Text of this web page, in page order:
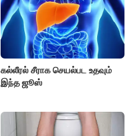
கல்லீரல் சீராக செயல்பட உதவும்
இந்த ஜூஸ்